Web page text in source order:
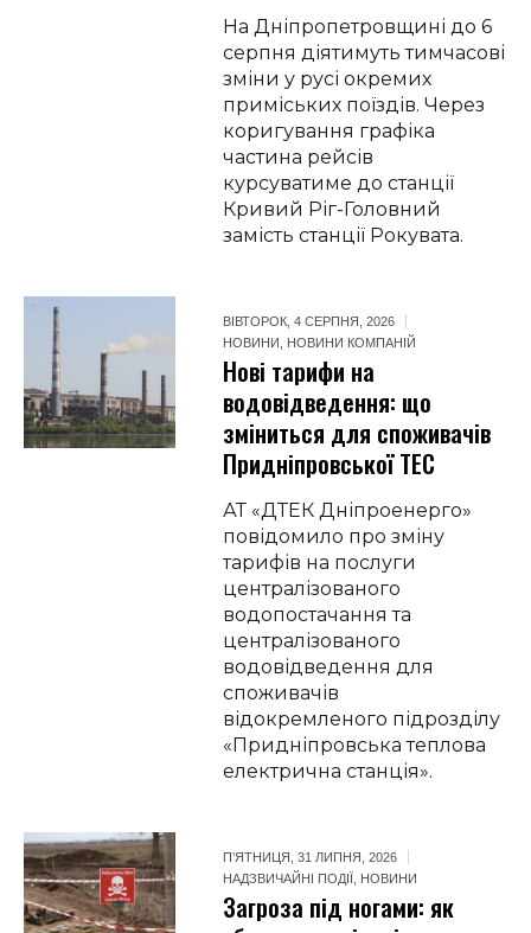
На Дніпропетровщині до 6
серпня діятимуть тимчасові
зміни у русі окремих
приміських поїздів. Через
коригування графіка
частина рейсів
курсуватиме до станції
Кривий Ріг-Головний
замість станції Рокувата.
ВІВТОРОК, 4 СЕРПНЯ, 2026
НОВИНИ
НОВИНИ КОМПАНІЙ
Нові тарифи на
водовідведення: що
зміниться для споживачів
Придніпровської ТЕС
АТ «ДТЕК Дніпроенерго»
повідомило про зміну
тарифів на послуги
централізованого
водопостачання та
централізованого
водовідведення для
споживачів
відокремленого підрозділу
«Придніпровська теплова
електрична станція».
П’ЯТНИЦЯ, 31 ЛИПНЯ, 2026
НАДЗВИЧАЙНІ ПОДІЇ
НОВИНИ
Загроза під ногами: як